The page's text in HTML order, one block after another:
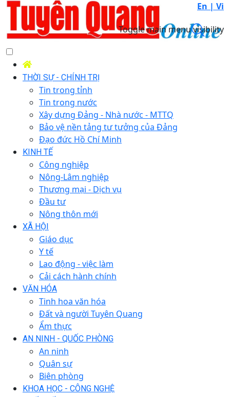
En | Vi
Toggle main menu visibility
THỜI SỰ - CHÍNH TRỊ
Tin trong tỉnh
Tin trong nước
Xây dựng Đảng - Nhà nước - MTTQ
Bảo vệ nền tảng tư tưởng của Đảng
Đạo đức Hồ Chí Minh
KINH TẾ
Công nghiệp
Nông-Lâm nghiệp
Thương mại - Dịch vụ
Đầu tư
Nông thôn mới
XÃ HỘI
Giáo dục
Y tế
Lao động - việc làm
Cải cách hành chính
VĂN HÓA
Tinh hoa văn hóa
Đất và người Tuyên Quang
Ẩm thực
AN NINH - QUỐC PHÒNG
An ninh
Quân sự
Biên phòng
KHOA HỌC - CÔNG NGHỆ